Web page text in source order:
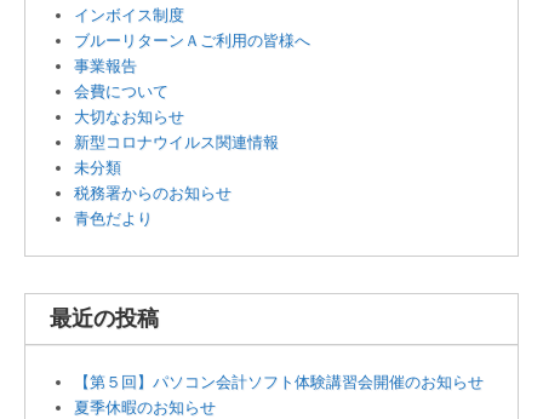
インボイス制度
ブルーリターンＡご利用の皆様へ
事業報告
会費について
大切なお知らせ
新型コロナウイルス関連情報
未分類
税務署からのお知らせ
青色だより
最近の投稿
【第５回】パソコン会計ソフト体験講習会開催のお知らせ
夏季休暇のお知らせ